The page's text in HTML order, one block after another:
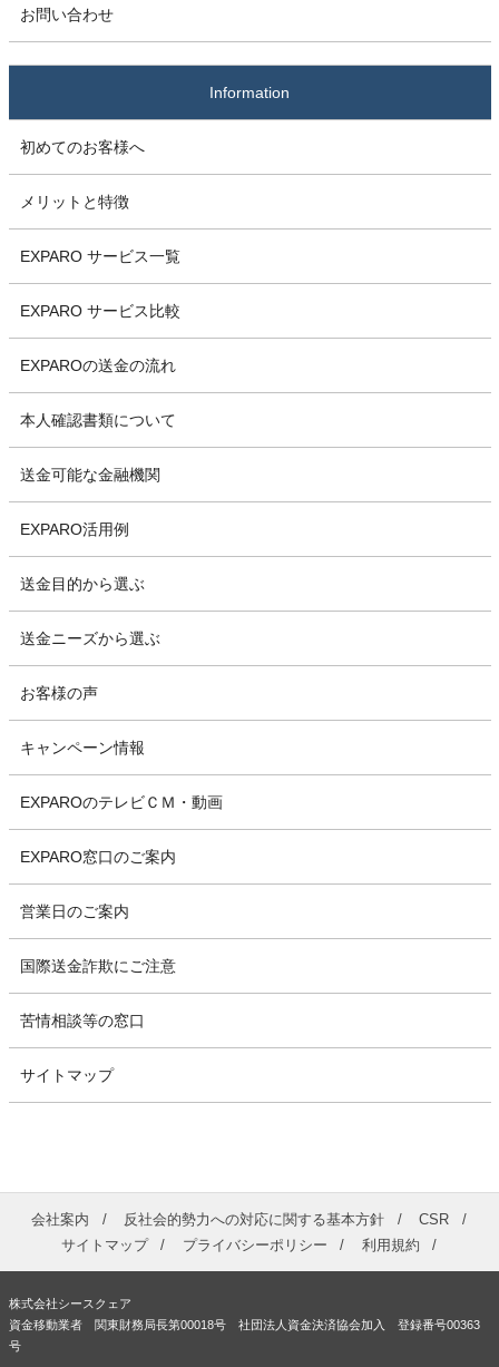
お問い合わせ
Information
初めてのお客様へ
メリットと特徴
EXPARO サービス一覧
EXPARO サービス比較
EXPAROの送金の流れ
本人確認書類について
送金可能な金融機関
EXPARO活用例
送金目的から選ぶ
送金ニーズから選ぶ
お客様の声
キャンペーン情報
EXPAROのテレビＣＭ・動画
EXPARO窓口のご案内
営業日のご案内
国際送金詐欺にご注意
苦情相談等の窓口
サイトマップ
会社案内 反社会的勢力への対応に関する基本方針
CSR
サイトマップ
プライバシーポリシー 利用規約
株式会社シースクェア
資金移動業者 関東財務局長第00018号 社団法人資金決済協会加入 登録番号00363
号